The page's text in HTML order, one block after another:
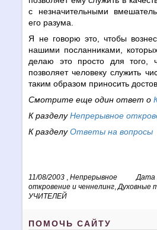
с незначительными
его разума.
Я не говорю это, чтобы
нашими посланниками,
делаю это просто для того,
позволяет человеку служить
таким образом приносить
Смотрите еще один ответ о
К разделуНепрерывное
К разделуОтветы на вопросы
11/08/2003 Дата
,Непрерывное
откровение и ченнелинг ,Духовные
УЧИТЕЛЕЙ
ПОМОЧЬ САЙТУ